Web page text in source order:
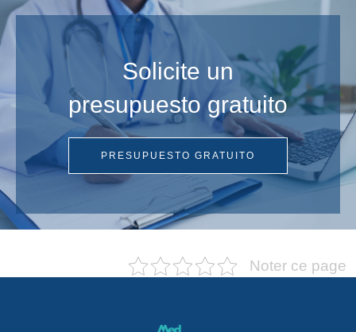
Solicite un
presupuesto gratuito
PRESUPUESTO GRATUITO
Noter ce page